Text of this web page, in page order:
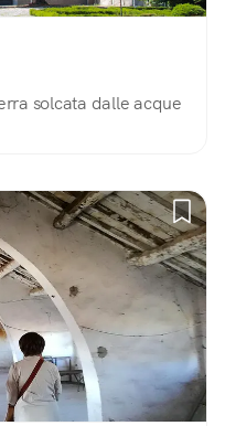
solcata dalle acque